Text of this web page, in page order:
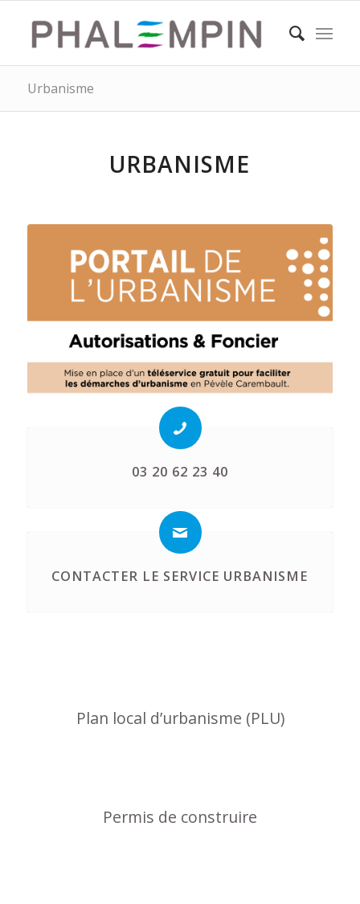
Urbanisme
URBANISME
03 20 62 23 40
CONTACTER LE SERVICE URBANISME
Plan local d’urbanisme (PLU)
Permis de construire